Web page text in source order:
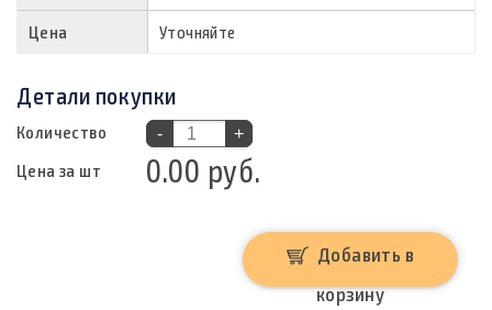
Цена Уточняйте
Детали покупки
Количество - +
Цена за шт 0.00 руб.
Добавить в
корзину